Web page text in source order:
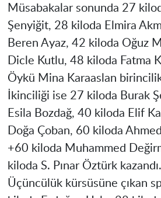
Müsabakalar sonunda 27
Şenyiğit, 28 kiloda Elmira
Beren Ayaz, 42 kiloda Oğuz
Dicle Kutlu, 48 kiloda Fatma
Öykü Mina Karaaslan
İkinciliği ise 27 kiloda Burak
Esila Bozdağ, 40 kiloda Elif
Doğa Çoban, 60 kiloda Ahmed
+60 kiloda Muhammed
kiloda S. Pınar Öztürk kazandı.
Üçüncülük kürsüsüne çıkan